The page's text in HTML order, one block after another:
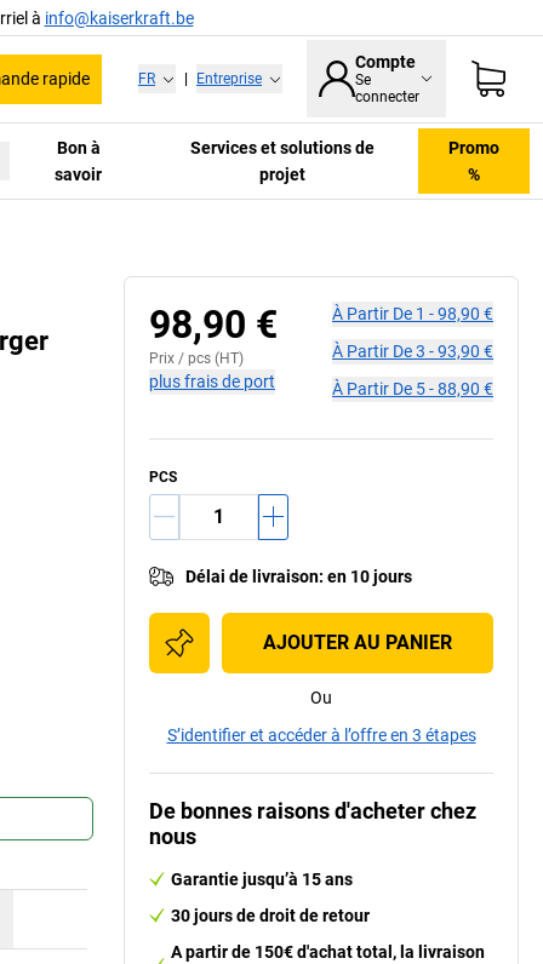
à info@kaiserkraft.be
rapide FR Entreprise
Compte
Se
connecter
Bon à
savoir
Services et solutions de
projet
Promo
%
98,90 €
Prix / pcs (HT)
plus frais de port
À Partir De 1 -98,90 €
À Partir De3 -93,90 €
À Partir De 5-88,90 €
PCS
Délai de livraison: en 10 jours
AJOUTER AU PANIER
Ou
S’identifier et accéder à l’offre en 3 étapes
De bonnes raisons d'acheter chez
nous
Garantie jusqu’à 15 ans
30 jours de droit de retour
A partir de 150€ d'achat total, la livraison